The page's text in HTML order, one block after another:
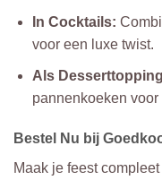
In Cocktails:
voor een luxe twist.
Als
pannenkoeken
Bestel Nu bij
Maak je feest